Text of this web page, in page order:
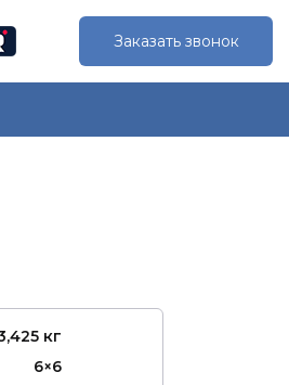
Заказать звонок
кг
6×6